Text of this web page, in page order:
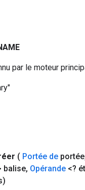
par le moteur
( Portée de portée
balise, Opérande <?